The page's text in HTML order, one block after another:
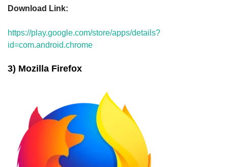
Download Link:
https://play.google.com/store/apps/details?
id=com.android.chrome
3) Mozilla Firefox